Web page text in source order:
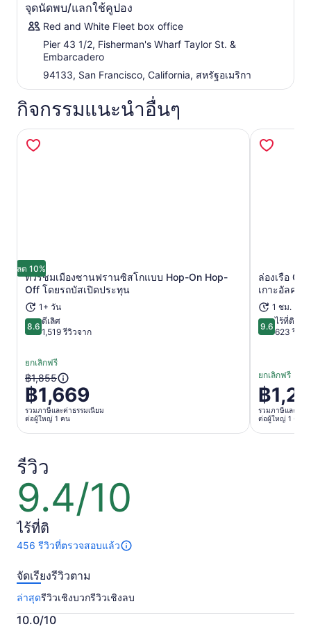
จุดนัดพบ/แลกใช้คูปอง
Red and White Fleet box office
Pier 43 1/2, Fisherman's Wharf Taylor St. &
Embarcadero
94133, San Francisco, California, สหรัฐอเมริกา
กิจกรรมแนะนำอื่นๆ
ลด 10%
ทัวร์ชมเมืองซานฟรานซิสโกแบบ Hop-On Hop-
Off โดยรถบัสเปิดประทุน
1+ วัน
8.68.6 จาก 10
ดีเลิศ
1,519 รีวิวจาก
ยกเลิกฟรี
ราคา
เดิม
คือ
฿1,855
ราคา
ปัจจุบัน
คือ
฿1,669
ต่อ
ผู้ใหญ่
คน
฿1,855
฿1,669
รวมภาษีและค่าธรรมเนียม
ต่อผู้ใหญ่ 1 คน
เปิดในแท็บใหม่
ล่องเรือ
เกาะอัลคา
1 ชม.
9.69.6 จาก 10
ไร้ที่ติ
623 รีวิว
ยกเลิกฟรี
ราคา
อยู่
฿
รวมภาษีและค่าธ
ต่อผู้ใหญ่ 1 คน
รีวิว
9.4/10
9.4
จาก
10
ไร้ที่ติ
456 รีวิวที่ตรวจสอบแล้ว
มี
รีวิว
กับ
กิจกรรม
นี้
จัดเรียงรีวิวตาม
ล่าสุดรีวิวเชิงบวกรีวิวเชิงลบ
10.0/10